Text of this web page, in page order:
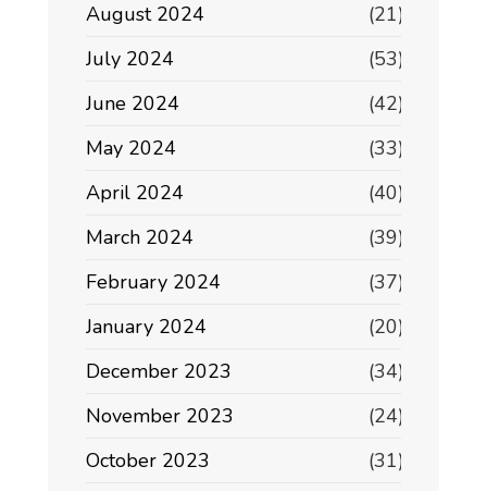
August 2024
(21)
July 2024
(53)
June 2024
(42)
May 2024
(33)
April 2024
(40)
March 2024
(39)
February 2024
(37)
January 2024
(20)
December 2023
(34)
November 2023
(24)
October 2023
(31)